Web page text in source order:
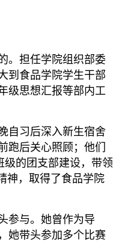
。担任学院组织部委
到食品学院学生干部
级思想汇报等部内工
自习后深入新生宿舍
跑后关心照顾；他们
的团支部建设，带领
神，取得了食品学院
参与。她曾作为导
她带头参加多个比赛